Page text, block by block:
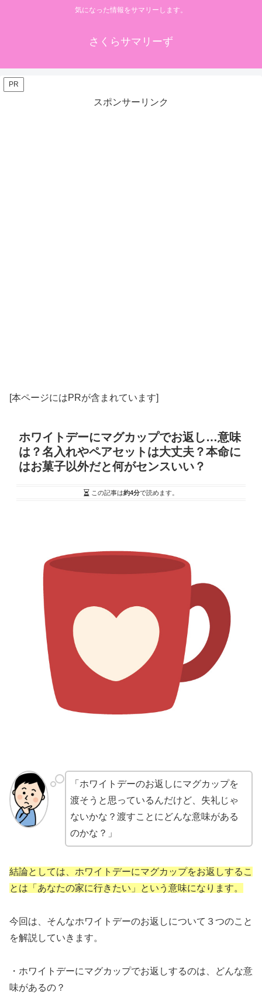
気になった情報をサマリーします。
さくらサマリーず
PR
スポンサーリンク
[本ページにはPRが含まれています]
ホワイトデーにマグカップでお返し…意味
は？名入れやペアセットは大丈夫？本命に
はお菓子以外だと何がセンスいい？
この記事は約4分で読めます。
「ホワイトデーのお返しにマグカップを
渡そうと思っているんだけど、失礼じゃ
ないかな？渡すことにどんな意味がある
のかな？」
結論としては、ホワイトデーにマグカップをお返しするこ
とは「あなたの家に行きたい」という意味になります。
今回は、そんなホワイトデーのお返しについて３つのこと
を解説していきます。
・ホワイトデーにマグカップでお返しするのは、どんな意
味があるの？